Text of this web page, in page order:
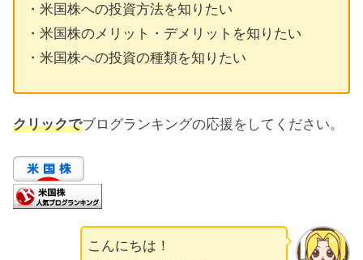
・米国株への投資方法を知りたい
・米国株のメリット・デメリットを知りたい
・米国株への投資の種類を知りたい
クリックでブログランキングの応援をしてください。
こんにちは！